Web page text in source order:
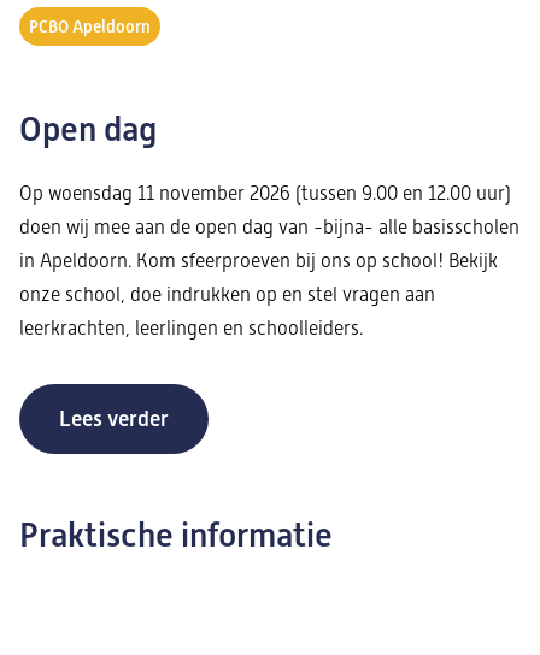
PCBO Apeldoorn
Open dag
Op woensdag 11 november 2026 (tussen 9.00 en 12.00 uur)
doen wij mee aan de open dag van -bijna- alle basisscholen
in Apeldoorn. Kom sfeerproeven bij ons op school! Bekijk
onze school, doe indrukken op en stel vragen aan
leerkrachten, leerlingen en schoolleiders.
Lees verder
Praktische informatie